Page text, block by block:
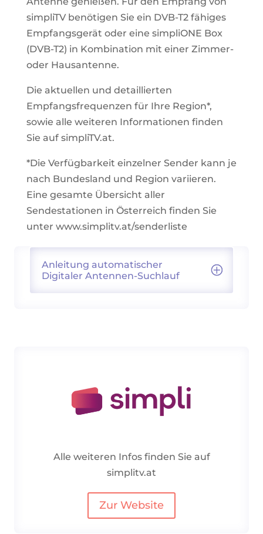
simpliTV benötigen Sie ein DVB-T2 fähiges
Empfangsgerät oder eine simpliONE Box
(DVB-T2) in Kombination mit einer Zimmer-
oder Hausantenne.
Die aktuellen und detaillierten
Empfangsfrequenzen für Ihre Region*,
sowie alle weiteren Informationen finden
Sie auf simpliTV.at.
*Die Verfügbarkeit einzelner Sender kann je
nach Bundesland und Region variieren.
Eine gesamte Übersicht aller
Sendestationen in Österreich finden Sie
unter www.simplitv.at/senderliste
Anleitung automatischer
Digitaler Antennen-Suchlauf
Alle weiteren Infos finden Sie auf
simplitv.at
Zur Website